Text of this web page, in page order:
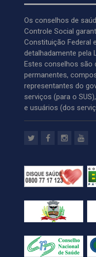
Os conselhos de
Controle Social
Constituição Federal
detalhadamente pela
Estes conselhos são
permanentes,
representantes do
serviços (para o
e usuários (dos